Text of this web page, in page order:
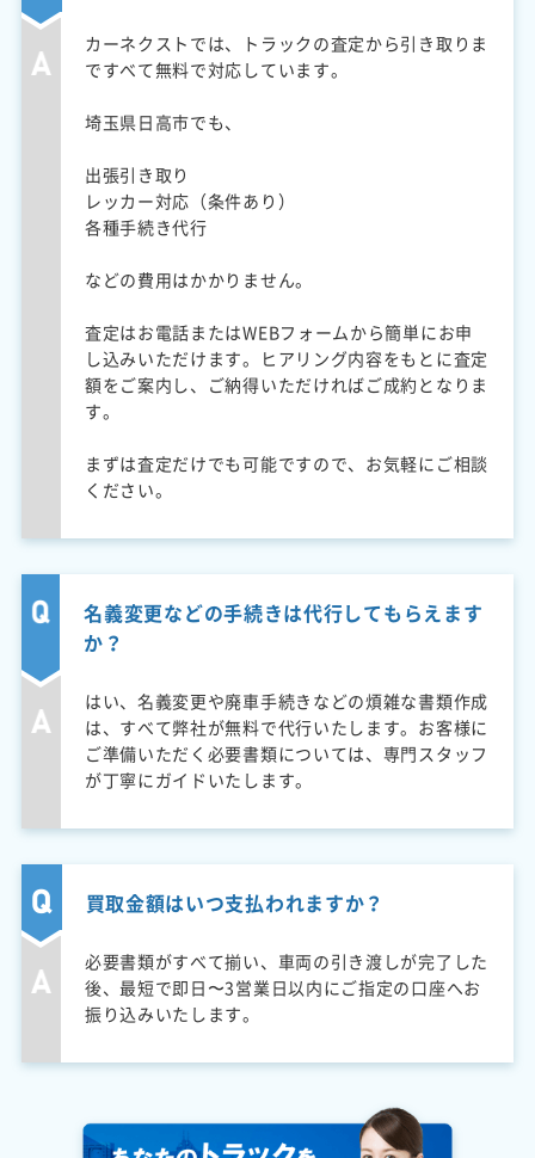
カーネクストでは、トラックの査定から引き取りま
ですべて無料で対応しています。
埼玉県日高市でも、
出張引き取り
レッカー対応（条件あり）
各種手続き代行
などの費用はかかりません。
査定はお電話またはWEBフォームから簡単にお申
し込みいただけます。ヒアリング内容をもとに査定
額をご案内し、ご納得いただければご成約となりま
す。
まずは査定だけでも可能ですので、お気軽にご相談
ください。
名義変更などの手続きは代行してもらえます
か？
はい、名義変更や廃車手続きなどの煩雑な書類作成
は、すべて弊社が無料で代行いたします。お客様に
ご準備いただく必要書類については、専門スタッフ
が丁寧にガイドいたします。
買取金額はいつ支払われますか？
必要書類がすべて揃い、車両の引き渡しが完了した
後、最短で即日〜3営業日以内にご指定の口座へお
振り込みいたします。